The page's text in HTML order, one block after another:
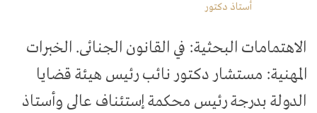
الجامعة أعضاء هيئة التدريس رضا حمدى حمزة الملاح
أستاذ دكتور
​الاهتمامات البحثية: في القانون الجنائى. الخبرات
المهنية: مستشار دكتور نائب رئيس هيئة قضايا
الدولة بدرجة رئيس محكمة إستئناف عالى وأستاذ